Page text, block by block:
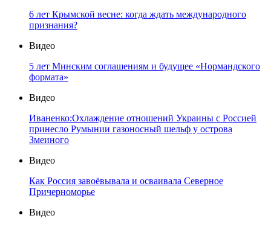
6 лет Крымской весне: когда ждать международного
признания?
Видео
5 лет Минским соглашениям и будущее «Нормандского
формата»
Видео
Иваненко:Охлаждение отношений Украины с Россией
принесло Румынии газоносный шельф у острова
Змеиного
Видео
Как Россия завоёвывала и осваивала Северное
Причерноморье
Видео